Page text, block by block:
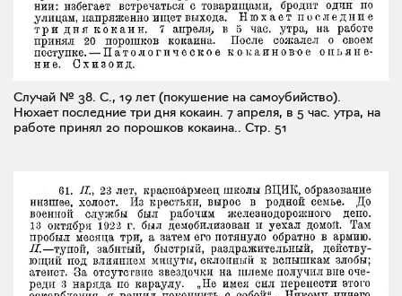
Случай № 38. С., 19 лет (покушение на самоубийство).
Нюхает последние три дня кокаин. 7 апреля, в 5 час. утра, на
работе принял 20 порошков кокаина.. Стр. 51